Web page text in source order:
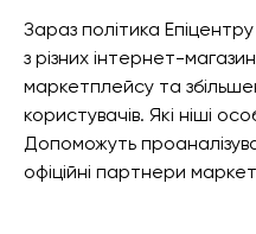
Зараз політика
з різних інтернет-
маркетплейсу та
користувачів. Які ніші
Допоможуть
офіційні партнери